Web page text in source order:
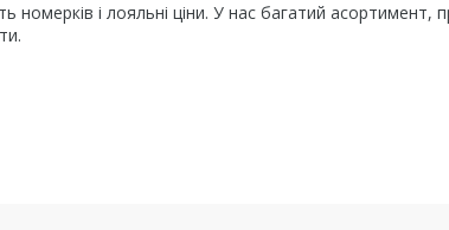
номерків і лояльні ціни. У нас багатий асортимент,